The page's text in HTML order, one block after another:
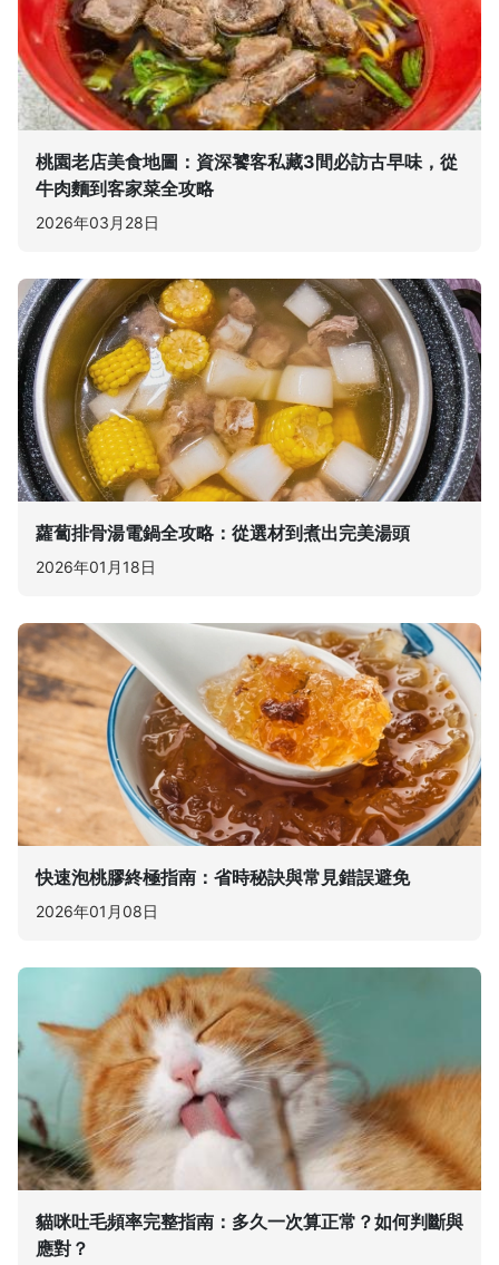
桃園老店美食地圖：資深饕客私藏3間必訪古早味，從
牛肉麵到客家菜全攻略
2026年03月28日
蘿蔔排骨湯電鍋全攻略：從選材到煮出完美湯頭
2026年01月18日
快速泡桃膠終極指南：省時秘訣與常見錯誤避免
2026年01月08日
貓咪吐毛頻率完整指南：多久一次算正常？如何判斷與
應對？